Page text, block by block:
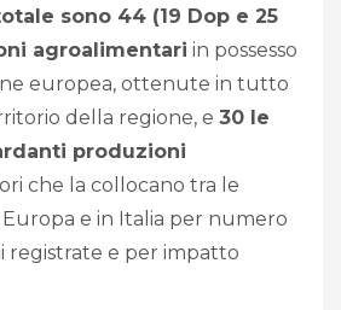
sono 44 (19 Dop e 25
agroalimentari in possesso
europea, ottenute in tutto
della regione, e 30 le
produzioni
che la collocano tra le
e in Italia per numero
registrate e per impatto